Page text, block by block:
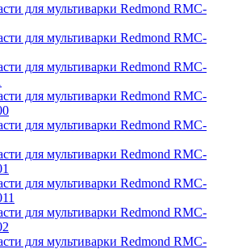
для мультиварки Redmond RMC-
для мультиварки Redmond RMC-
для мультиварки Redmond RMC-
для мультиварки Redmond RMC-
для мультиварки Redmond RMC-
для мультиварки Redmond RMC-
для мультиварки Redmond RMC-
для мультиварки Redmond RMC-
для мультиварки Redmond RMC-